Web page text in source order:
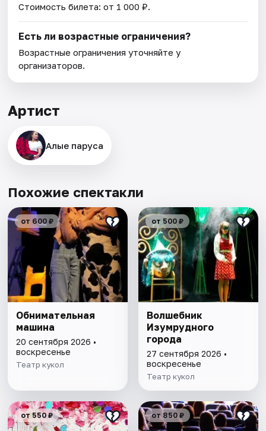
Стоимость билета: от 1 000 ₽.
Есть ли возрастные ограничения?
Возрастные ограничения уточняйте у
организаторов.
Артист
Алые паруса
Похожие спектакли
от 600 ₽
Обнимательная
машина
20 сентября 2026 •
воскресенье
Театр кукол
от 500 ₽
Волшебник
Изумрудного
города
27 сентября 2026 •
воскресенье
Театр кукол
от 550 ₽ от 850 ₽